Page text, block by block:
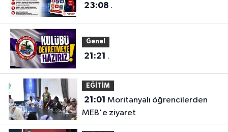
23:08 .
Genel
21:21 .
EĞİTİM
21:01
MEB'e ziyaret